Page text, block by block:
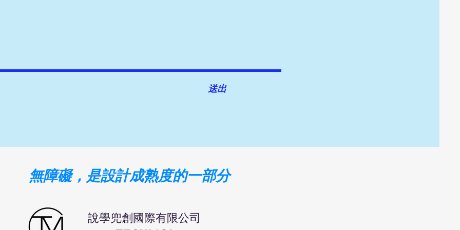
送出
無障礙，是設計成熟度的一部分
​說學兜創國際有限公司